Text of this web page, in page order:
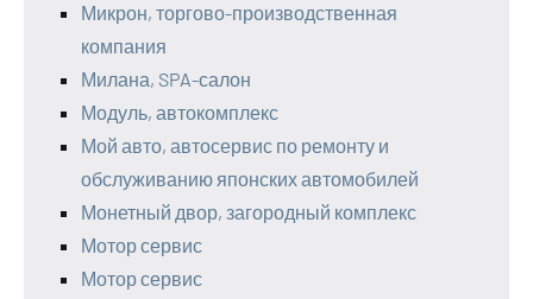
Микрон, торгово-производственная
компания
Милана, SPA-салон
Модуль, автокомплекс
Мой авто, автосервис по ремонту и
обслуживанию японских автомобилей
Монетный двор, загородный комплекс
Мотор сервис
Мотор сервис